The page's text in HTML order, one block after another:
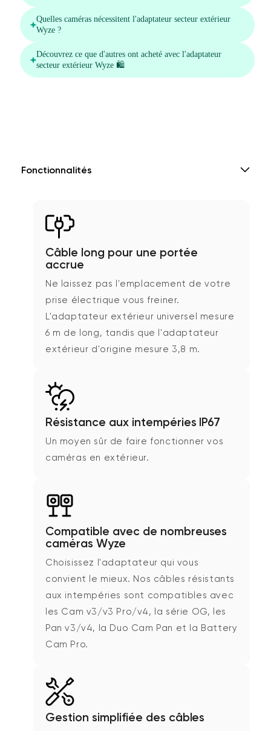
Fonctionnalités
Câble long pour une portée
accrue
Ne laissez pas l'emplacement de votre
prise électrique vous freiner.
L'adaptateur extérieur universel mesure
6 m de long, tandis que l'adaptateur
extérieur d'origine mesure 3,8 m.
Résistance aux intempéries IP67
Un moyen sûr de faire fonctionner vos
caméras en extérieur.
Compatible avec de nombreuses
caméras Wyze
Choisissez l'adaptateur qui vous
convient le mieux. Nos câbles résistants
aux intempéries sont compatibles avec
les Cam v3/v3 Pro/v4, la série OG, les
Pan v3/v4, la Duo Cam Pan et la Battery
Cam Pro.
Gestion simplifiée des câbles